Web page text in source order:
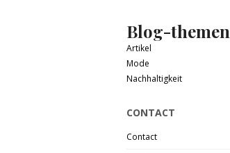
Blog-themen
Artikel
Mode
Nachhaltigkeit
CONTACT
Contact